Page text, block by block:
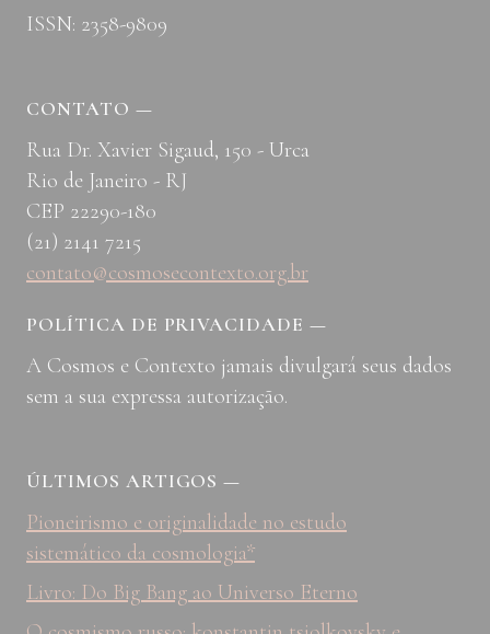
ISSN: 2358-9809
CONTATO —
Rua Dr. Xavier Sigaud, 150 - Urca
Rio de Janeiro - RJ
CEP 22290-180
(21) 2141 7215
contato@cosmosecontexto.org.br
POLÍTICA DE PRIVACIDADE—
A Cosmos e Contexto jamais divulgará seus dados
sem a sua expressa autorização.
ÚLTIMOS ARTIGOS—
Pioneirismo e originalidade no estudo
sistemático da cosmologia*
Livro: Do Big Bang ao Universo Eterno